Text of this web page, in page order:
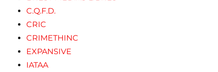
C.Q.F.D.
CRIC
CRIMETHINC
EXPANSIVE
IATAA